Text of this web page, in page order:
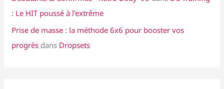
: Le HIT poussé à l’extrême
Prise de masse : la méthode 6x6 pour booster vos
progrès dans Dropsets